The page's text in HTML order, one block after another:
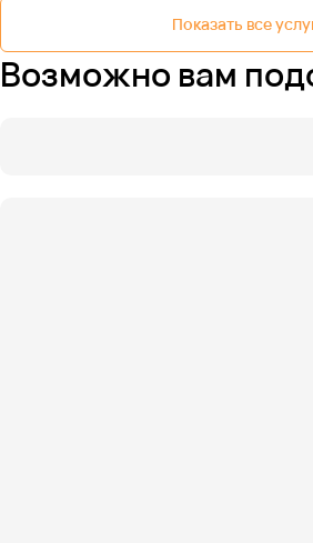
Показать все
Возможно вам